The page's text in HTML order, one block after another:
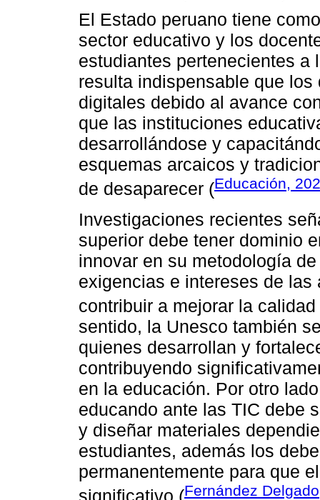
El Estado peruano tiene
sector educativo y los
estudiantes pertenecientes a
resulta indispensable que
digitales debido al avance
que las instituciones
desarrollándose y
esquemas arcaicos y
de desaparecer (Educación,
Investigaciones recientes
superior debe tener dominio
innovar en su metodología
exigencias e intereses de
contribuir a mejorar la
sentido, la Unesco también
quienes desarrollan y
contribuyendo
en la educación. Por otro
educando ante las TIC debe
y diseñar materiales
estudiantes, además los
permanentemente para que
significativo (Fernández